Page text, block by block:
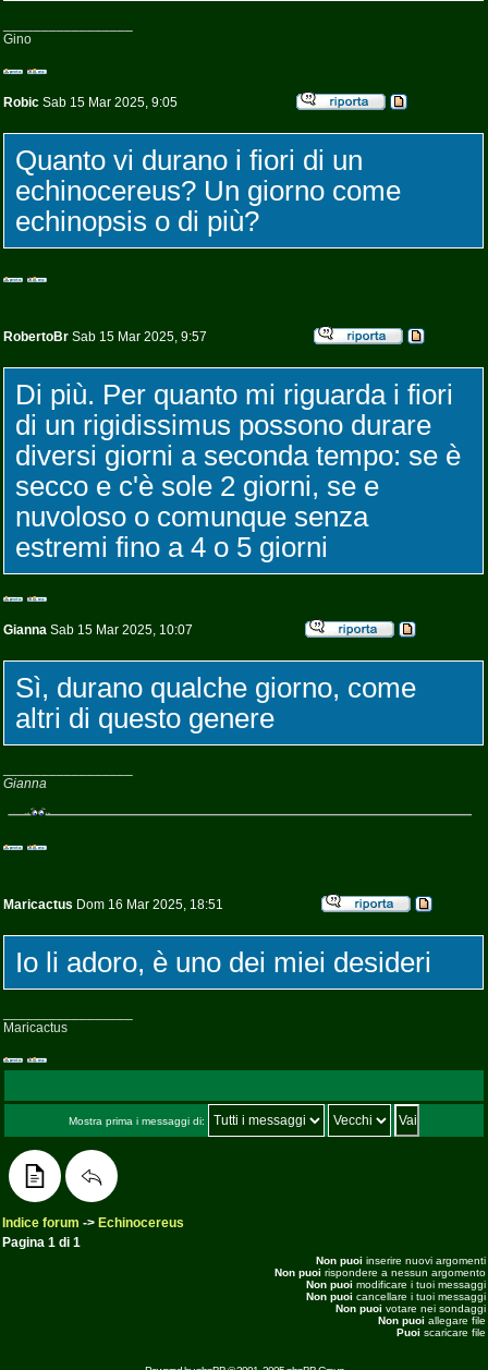
Gino
Robic Sab 15 Mar 2025, 9:05
Quanto vi durano i fiori di un
echinocereus? Un giorno come
echinopsis o di più?
RobertoBr Sab 15 Mar 2025, 9:57
Di più. Per quanto mi riguarda i fiori
di un rigidissimus possono durare
diversi giorni a seconda tempo: se è
secco e c'è sole 2 giorni, se e
nuvoloso o comunque senza
estremi fino a 4 o 5 giorni
Gianna Sab 15 Mar 2025, 10:07
Sì, durano qualche giorno, come
altri di questo genere
Gianna
Maricactus Dom 16 Mar 2025, 18:51
Io li adoro, è uno dei miei desideri
Maricactus
Mostra prima i messaggi di:
Indice forum -> Echinocereus
Pagina 1 di 1
Non puoi inserire nuovi argomenti
Non puoi rispondere a nessun argomento
Non puoi modificare i tuoi messaggi
Non puoi cancellare i tuoi messaggi
Non puoi votare nei sondaggi
Non puoi allegare file
Puoi scaricare file